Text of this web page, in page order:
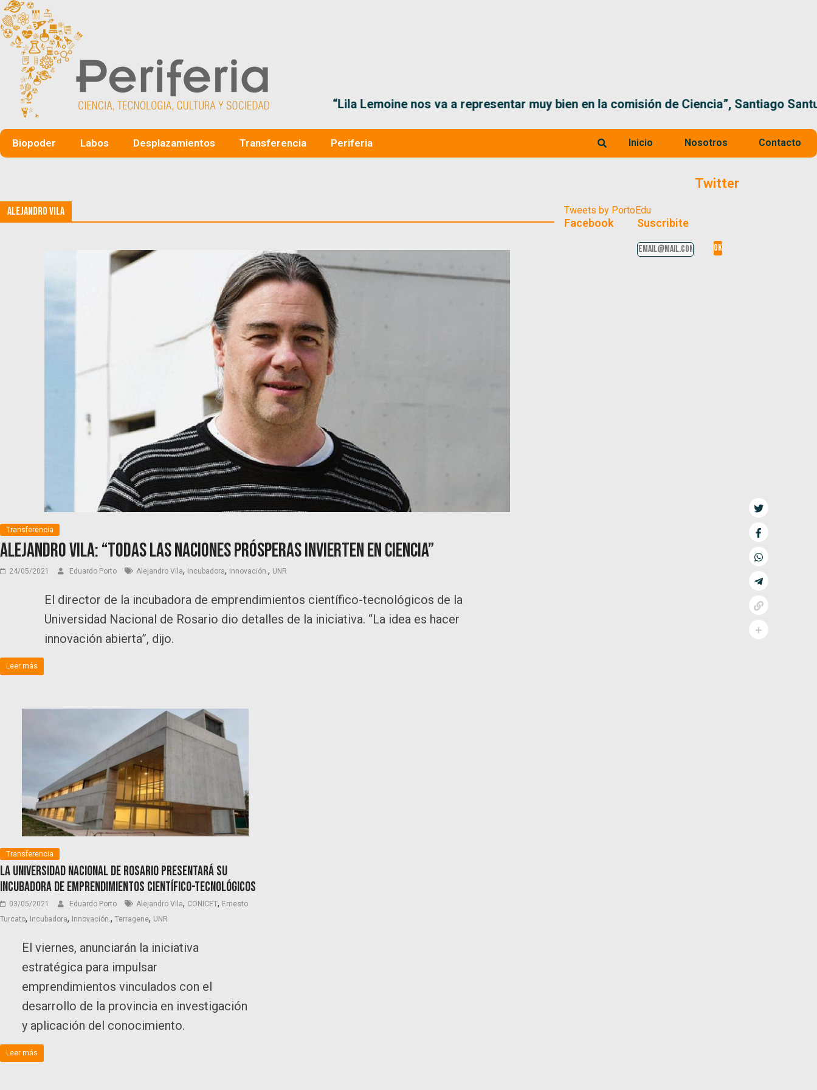
“Lila Lemoine nos va a representar muy bien en la comisión de Ciencia”, Santiago Santurio
Biopoder Labos Desplazamientos Transferencia Periferia Inicio Nosotros Contacto
Alejandro Vila
Transferencia
Alejandro Vila: “Todas las naciones prósperas invierten en ciencia”
24/05/2021 Eduardo Porto Alejandro Vila, Incubadora, Innovación. , UNR
El director de la incubadora de emprendimientos científico-tecnológicos de la
Universidad Nacional de Rosario dio detalles de la iniciativa. “La idea es hacer
innovación abierta”, dijo.
Leer más
Transferencia
La Universidad Nacional de Rosario presentará su
incubadora de emprendimientos científico-tecnológicos
03/05/2021 Eduardo Porto Alejandro Vila, CONICET, Ernesto
Turcato, Incubadora, Innovación., Terragene, UNR
El viernes, anunciarán la iniciativa
estratégica para impulsar
emprendimientos vinculados con el
desarrollo de la provincia en investigación
y aplicación del conocimiento.
Leer más
Twitter
Tweets by PortoEdu
Facebook Suscribite